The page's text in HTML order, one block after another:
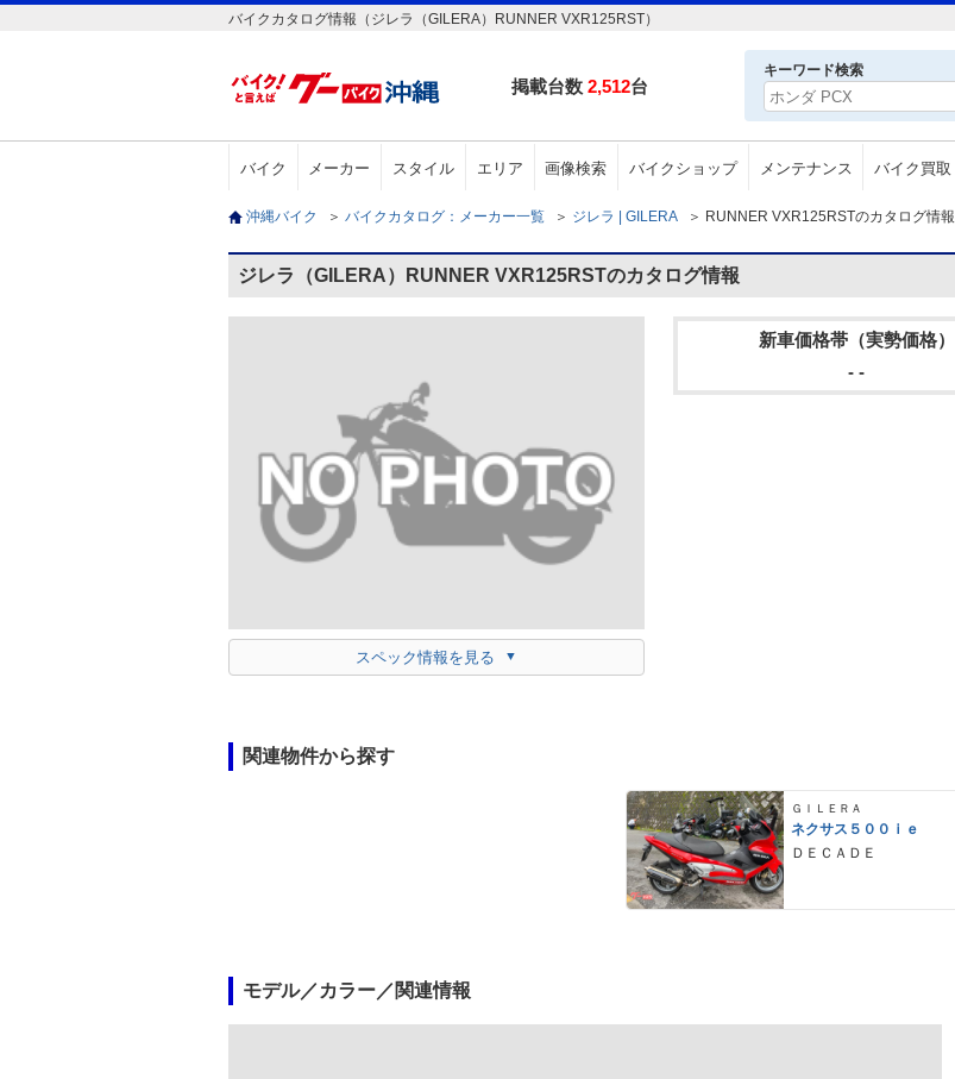
バイクカタログ情報（ジレラ（GILERA）RUNNER VXR125RST）
掲載台数 2,512台
キーワード検索
バイク メーカー スタイル エリア 画像検索 バイクショップ メンテナンス バイク買取
沖縄バイク ＞ バイクカタログ：メーカー一覧 ＞ ジレラ | GILERA ＞ RUNNER VXR125RSTのカタログ情報
ジレラ（GILERA）RUNNER VXR125RSTのカタログ情報
スペック情報を見る
新車価格帯（実勢価格）
- -
関連物件から探す
ＧＩＬＥＲＡ
ネクサス５００ｉｅ
ＤＥＣＡＤＥ
モデル／カラー／関連情報